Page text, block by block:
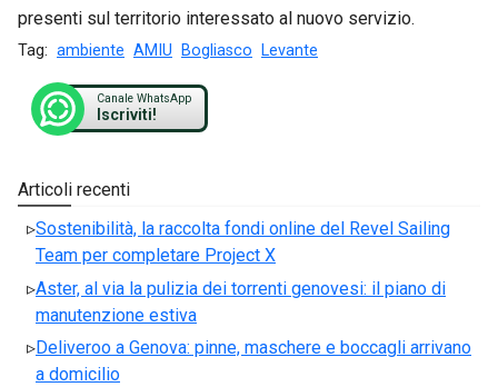
presenti sul territorio interessato al nuovo servizio.
Tag: ambiente AMIU Bogliasco Levante
Canale WhatsApp
Iscriviti!
Articoli recenti
Sostenibilità, la raccolta fondi online del Revel Sailing
Team per completare Project X
Aster, al via la pulizia dei torrenti genovesi: il piano di
manutenzione estiva
Deliveroo a Genova: pinne, maschere e boccagli arrivano
a domicilio